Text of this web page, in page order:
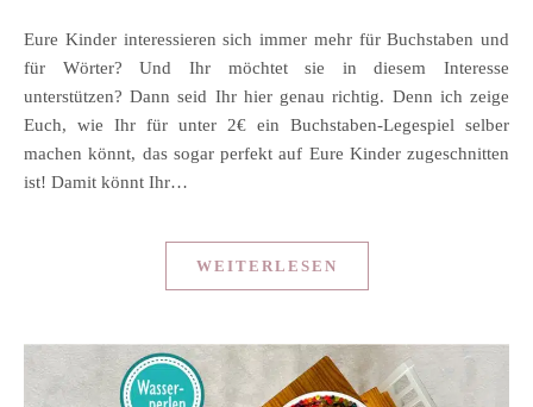
Eure Kinder interessieren sich immer mehr für Buchstaben und
für Wörter? Und Ihr möchtet sie in diesem Interesse
unterstützen? Dann seid Ihr hier genau richtig. Denn ich zeige
Euch, wie Ihr für unter 2€ ein Buchstaben-Legespiel selber
machen könnt, das sogar perfekt auf Eure Kinder zugeschnitten
ist! Damit könnt Ihr…
WEITERLESEN